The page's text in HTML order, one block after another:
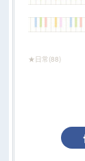
★日常(88)